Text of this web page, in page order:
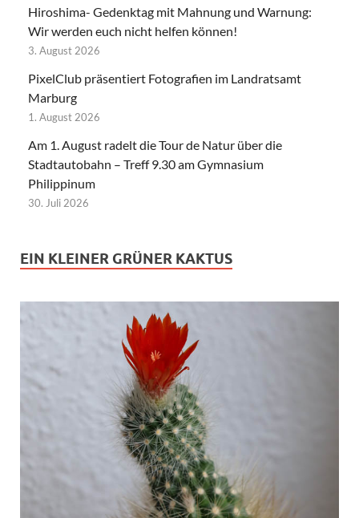
Hiroshima- Gedenktag mit Mahnung und Warnung:
Wir werden euch nicht helfen können!
3. August 2026
PixelClub präsentiert Fotografien im Landratsamt
Marburg
1. August 2026
Am 1. August radelt die Tour de Natur über die
Stadtautobahn – Treff 9.30 am Gymnasium
Philippinum
30. Juli 2026
EIN KLEINER GRÜNER KAKTUS